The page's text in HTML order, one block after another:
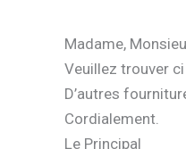
Madame,
Veuillez trouver
D’autres
Cordialement.
Le Principal